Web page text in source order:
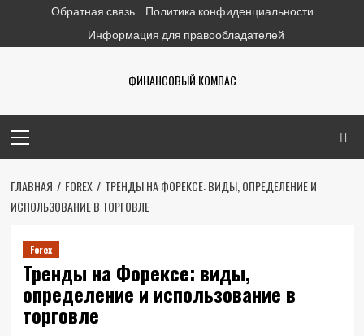
содержимому
Обратная связь
Политика конфиденциальности
Информация для правообладателей
ФИНАНСОВЫЙ КОМПАС
меню
ГЛАВНАЯ FOREX
ТРЕНДЫ НА ФОРЕКСЕ: ВИДЫ, ОПРЕДЕЛЕНИЕ И
ИСПОЛЬЗОВАНИЕ В ТОРГОВЛЕ
Forex
Тренды на Форексе: виды,
определение и использование в
торговле